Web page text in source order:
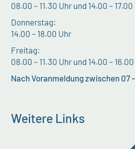
08.00 – 11.30 Uhr und 14.00 –
Donnerstag:
14.00 – 18.00 Uhr
Freitag:
08.00 – 11.30 Uhr und 14.00 –
Nach Voranmeldung zwischen 07
Weitere Links